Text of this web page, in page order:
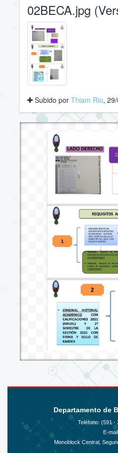
02BECA.jpg
Subido por Thiam Rio,
Departamento de
Teléfono: (591 -
E-
Monoblock Central,